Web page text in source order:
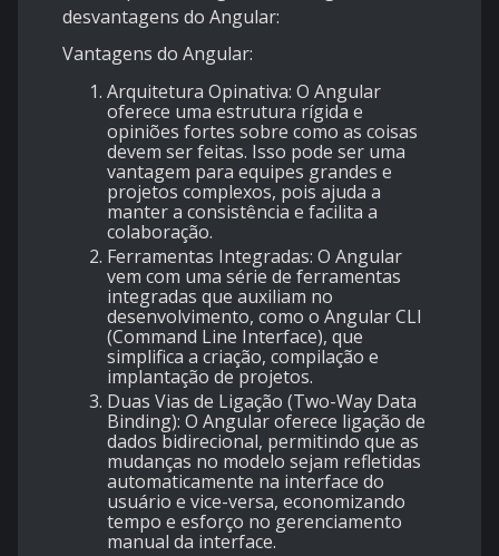
desvantagens do Angular:
Vantagens do Angular:
Arquitetura Opinativa: O Angular
oferece uma estrutura rígida e
opiniões fortes sobre como as coisas
devem ser feitas. Isso pode ser uma
vantagem para equipes grandes e
projetos complexos, pois ajuda a
manter a consistência e facilita a
colaboração.
Ferramentas Integradas: O Angular
vem com uma série de ferramentas
integradas que auxiliam no
desenvolvimento, como o Angular CLI
(Command Line Interface), que
simplifica a criação, compilação e
implantação de projetos.
Duas Vias de Ligação (Two-Way Data
Binding): O Angular oferece ligação de
dados bidirecional, permitindo que as
mudanças no modelo sejam refletidas
automaticamente na interface do
usuário e vice-versa, economizando
tempo e esforço no gerenciamento
manual da interface.